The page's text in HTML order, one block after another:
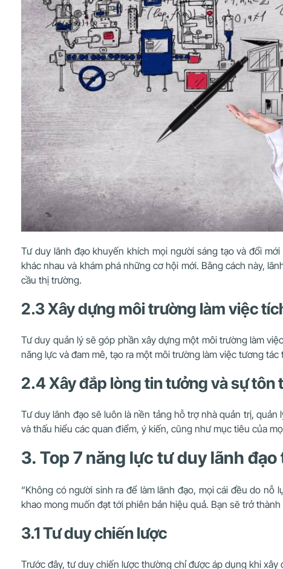
Tư duy lãnh đạo khuyến khích mọi người sáng tạo và đổi
khác nhau và khám phá những cơ hội mới. Bằng cách này,
cầu thị trường.
2.3 Xây dựng môi trường làm việc
Tư duy quản lý sẽ góp phần xây dựng một môi trường làm
năng lực và đam mê, tạo ra một môi trường làm việc tương
2.4 Xây đắp lòng tin tưởng và sự tôn
Tư duy lãnh đạo sẽ luôn là nền tảng hỗ trợ nhà quản trị,
và thấu hiểu các quan điểm, ý kiến, cũng như mục tiêu của
3. Top 7 năng lực tư duy lãnh
“Không có người sinh ra để làm lãnh đạo, mọi cái đều do
khao mong muốn đạt tới phiên bản hiệu quả. Bạn sẽ trở
3.1 Tư duy chiến lược
Trước đây, tư duy chiến lược thường chỉ được áp dụng khi